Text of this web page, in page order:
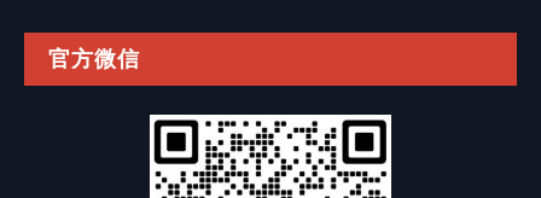
官方微信